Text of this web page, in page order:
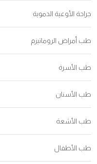
جراحة الأوعية الدموية
طب أمراض الروماتيزم
طب الأسرة
طب الأسنان
طب الأشعة
طب الأطفال